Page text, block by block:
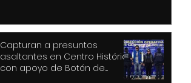
Capturan a presuntos
asaltantes en Centro Histórico
con apoyo de Botón de